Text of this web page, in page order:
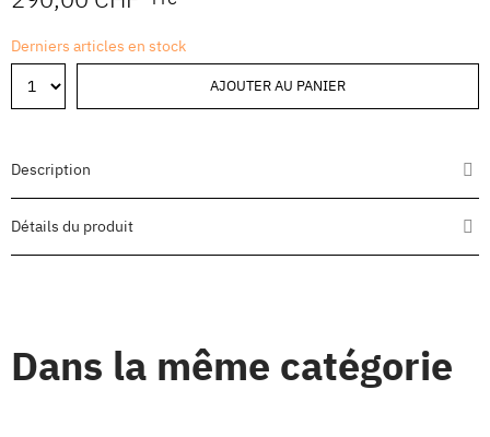
Derniers articles en stock
AJOUTER AU PANIER
Description
Détails du produit
Dans la même catégorie